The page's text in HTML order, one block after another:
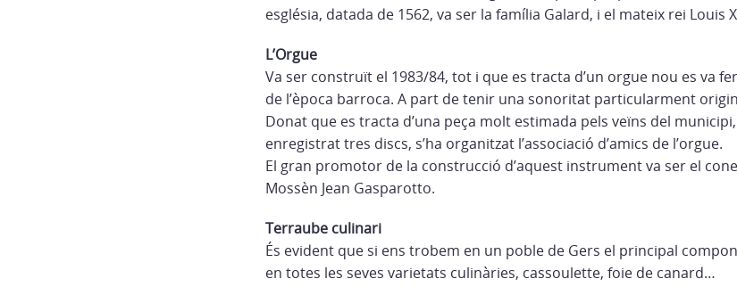
església, datada de 1562, va ser la família Galard, i el mateix rei Louis
L’Orgue
Va ser construït el 1983/84, tot i que es tracta d’un orgue nou es va
de l’època barroca. A part de tenir una sonoritat particularment
Donat que es tracta d’una peça molt estimada pels veïns del
enregistrat tres discs, s’ha organitzat l’associació d’amics de l’orgue.
El gran promotor de la construcció d’aquest instrument va ser el
Mossèn Jean Gasparotto.
Terraube culinari
És evident que si ens trobem en un poble de Gers el principal
en totes les seves varietats culinàries, cassoulette, foie de canard…